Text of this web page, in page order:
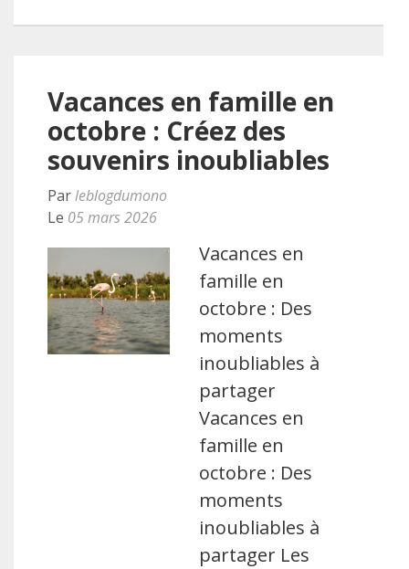
Vacances en famille en
octobre : Créez des
souvenirs inoubliables
Parleblogdumono
Le 05 mars 2026
Vacances en
famille en
octobre : Des
moments
inoubliables à
partager
Vacances en
famille en
octobre : Des
moments
inoubliables à
partager Les